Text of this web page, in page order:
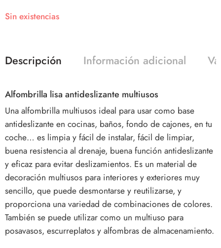
Sin existencias
Descripción Información adicional
Alfombrilla lisa antideslizante multiusos
Una alfombrilla multiusos ideal para usar como base
antideslizante en cocinas, baños, fondo de cajones, en tu
coche… es limpia y fácil de instalar, fácil de limpiar,
buena resistencia al drenaje, buena función antideslizante
y eficaz para evitar deslizamientos. Es un material de
decoración multiusos para interiores y exteriores muy
sencillo, que puede desmontarse y reutilizarse, y
proporciona una variedad de combinaciones de colores.
También se puede utilizar como un multiuso para
posavasos, escurreplatos y alfombras de almacenamiento.